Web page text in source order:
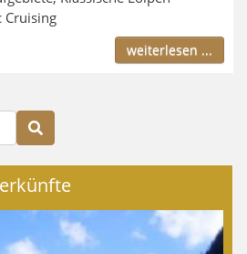
Cruising
weiterlesen ...